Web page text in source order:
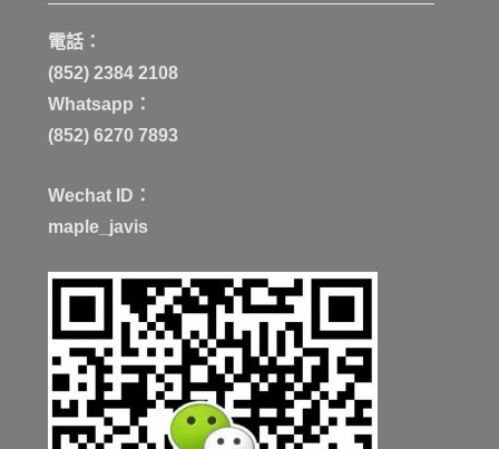
電話：
(852) 2384 2108
Whatsapp：
(852) 6270 7893
Wechat ID：
maple_javis